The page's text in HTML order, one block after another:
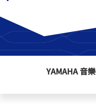
YAMAHA 音樂